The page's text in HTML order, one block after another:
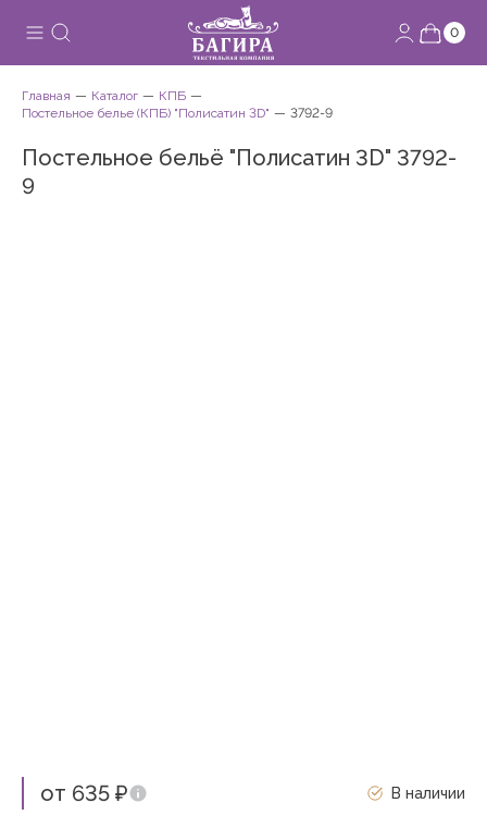
0
Главная Каталог
КПБ
Постельное белье (КПБ) "Полисатин 3D"
3792-9
Постельное бельё "Полисатин 3D" 3792-
9
от 635 ₽ В наличии